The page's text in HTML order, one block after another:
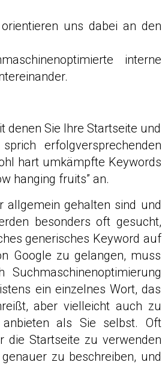
uns dabei an den
interne
Sie Ihre Startseite und
erfolgversprechenden
hart umkämpfte Keywords
hanging fruits” an.
allgemein gehalten sind und
besonders oft gesucht,
generisches Keyword auf
Google zu gelangen, muss
ein einzelnes Wort, das
aber vielleicht auch zu
als Sie selbst. Oft
die Startseite zu verwenden
zu beschreiben, und